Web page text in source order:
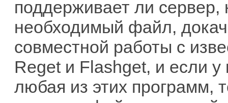
поддерживает ли сервер,
необходимый файл,
совместной работы с
Reget и Flashget, и если
любая из этих программ,